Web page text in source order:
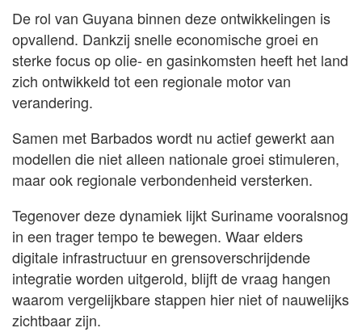
De rol van Guyana binnen deze ontwikkelingen is
opvallend. Dankzij snelle economische groei en
sterke focus op olie- en gasinkomsten heeft het land
zich ontwikkeld tot een regionale motor van
verandering.
Samen met Barbados wordt nu actief gewerkt aan
modellen die niet alleen nationale groei stimuleren,
maar ook regionale verbondenheid versterken.
Tegenover deze dynamiek lijkt Suriname vooralsnog
in een trager tempo te bewegen. Waar elders
digitale infrastructuur en grensoverschrijdende
integratie worden uitgerold, blijft de vraag hangen
waarom vergelijkbare stappen hier niet of nauwelijks
zichtbaar zijn.